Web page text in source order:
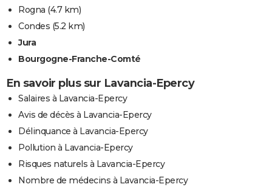
Rogna (4.7 km)
Condes (5.2 km)
Jura
Bourgogne-Franche-Comté
En savoir plus sur Lavancia-Epercy
Salaires à Lavancia-Epercy
Avis de décès à Lavancia-Epercy
Délinquance à Lavancia-Epercy
Pollution à Lavancia-Epercy
Risques naturels à Lavancia-Epercy
Nombre de médecins à Lavancia-Epercy